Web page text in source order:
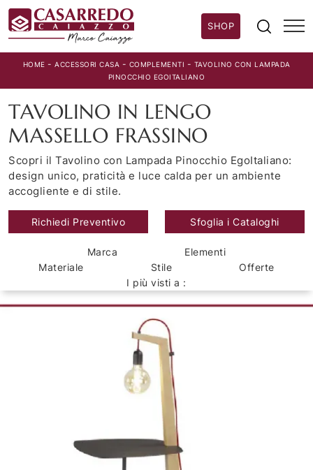
SHOP
HOME - ACCESSORI CASA - COMPLEMENTI - TAVOLINO CON LAMPADA
PINOCCHIO EGOITALIANO
TAVOLINO IN LENGO
MASSELLO FRASSINO
Scopri il Tavolino con Lampada Pinocchio EgoItaliano:
design unico, praticità e luce calda per un ambiente
accogliente e di stile.
Richiedi Preventivo Sfoglia i Cataloghi
Marca
Elementi
Materiale
Stile
Offerte
I più visti a :